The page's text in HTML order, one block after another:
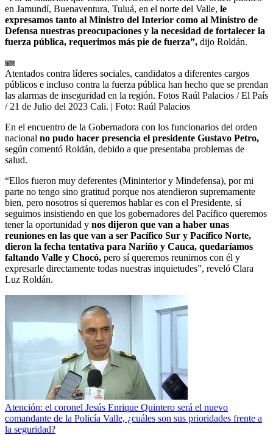
en Jamundí, Buenaventura, Tuluá, en el norte del Valle, le
expresamos tanto al Ministro del Interior como al Ministro de
Defensa nuestras preocupaciones y la necesidad de fortalecer la
fuerza pública, requerimos más pie de fuerza”, dijo Roldán.
Atentados contra líderes sociales, candidatos a diferentes cargos
públicos e incluso contra la fuerza pública han hecho que se prendan
las alarmas de inseguridad en la región. Fotos Raúl Palacios / El País
/ 21 de Julio del 2023 Cali. | Foto: Raúl Palacios
En el encuentro de la Gobernadora con los funcionarios del orden
nacional no pudo hacer presencia el presidente Gustavo Petro,
según comentó Roldán, debido a que presentaba problemas de
salud.
“Ellos fueron muy deferentes (Mininterior y Mindefensa), por mi
parte no tengo sino gratitud porque nos atendieron supremamente
bien, pero nosotros sí queremos hablar es con el Presidente, sí
seguimos insistiendo en que los gobernadores del Pacífico queremos
tener la oportunidad y nos dijeron que van a haber unas
reuniones en las que van a ser Pacífico Sur y Pacífico Norte,
dieron la fecha tentativa para Nariño y Cauca, quedaríamos
faltando Valle y Chocó, pero sí queremos reunirnos con él y
expresarle directamente todas nuestras inquietudes”, reveló Clara
Luz Roldán.
Atención: el coronel Jesús Enrique Quintero será el nuevo
comandante de la Policía Valle, ¿cuáles son sus prioridades frente a
la seguridad?